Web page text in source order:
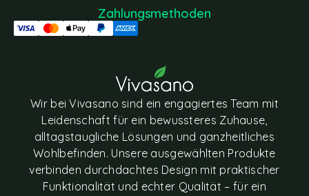
Wir bei Vivasano sind ein engagiertes Team mit
Leidenschaft für ein bewussteres Zuhause,
alltagstaugliche Lösungen und ganzheitliches
Wohlbefinden. Unsere ausgewählten Produkte
verbinden durchdachtes Design mit praktischer
Funktionalität und echter Qualität – für ein
Zahlungsmethoden